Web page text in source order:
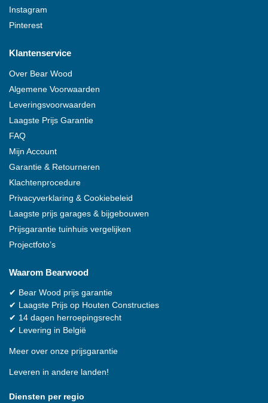
Instagram
Pinterest
Klantenservice
Over Bear Wood
Algemene Voorwaarden
Leveringsvoorwaarden
Laagste Prijs Garantie
FAQ
Mijn Account
Garantie & Retourneren
Klachtenprocedure
Privacyverklaring & Cookiebeleid
Laagste prijs garages & bijgebouwen
Prijsgarantie tuinhuis vergelijken
Projectfoto’s
Waarom Bearwood
✔ Bear Wood prijs garantie
✔ Laagste Prijs op Houten Constructies
✔ 14 dagen herroepingsrecht
✔ Levering in België
Meer over onze prijsgarantie
Leveren in andere landen!
Diensten per regio